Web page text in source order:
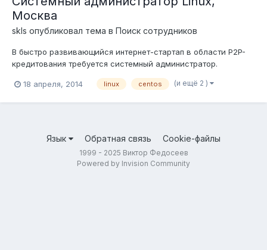
Москва
skls опубликовал тема в Поиск сотрудников
В быстро развивающийся интернет-стартап в области P2P-
кредитования требуется системный администратор.
Опыт администрирования ОС Linux от 2 лет, предпочтительно
18 апреля, 2014 linux centos (и ещё 2 )
Язык Обратная связь Cookie-файлы
1999 - 2025 Виктор Федосеев
Powered by Invision Community